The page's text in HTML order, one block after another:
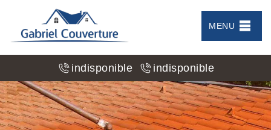
MENU
indisponible indisponible